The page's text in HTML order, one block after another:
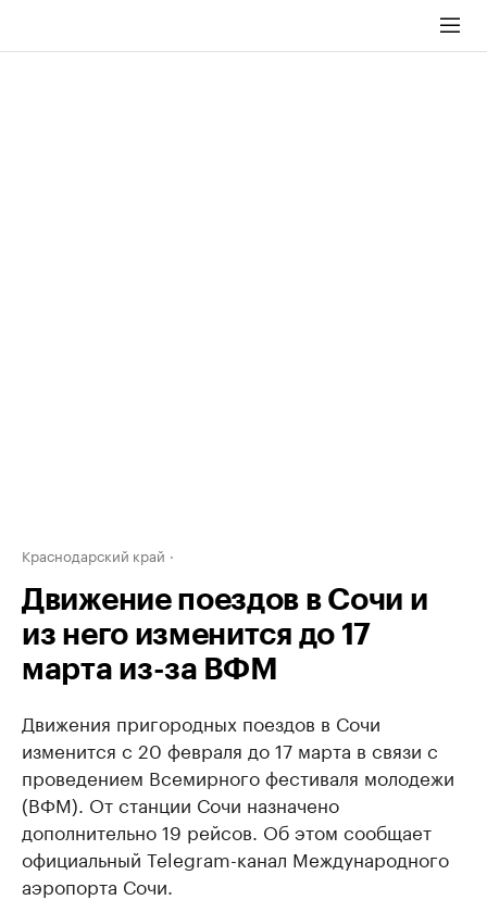
Краснодарский край
Движение поездов в Сочи и
из него изменится до 17
марта из-за ВФМ
Движения пригородных поездов в Сочи
изменится с 20 февраля до 17 марта в связи с
проведением Всемирного фестиваля молодежи
(ВФМ). От станции Сочи назначено
дополнительно 19 рейсов. Об этом сообщает
официальный Telegram-канал Международного
аэропорта Сочи.